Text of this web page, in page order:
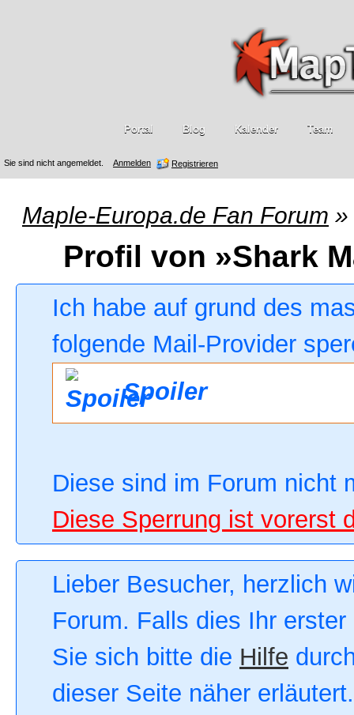
Sie sind nicht angemeldet. Anmelden Registrieren
Portal Blog Kalender Team
Maple-Europa.de Fan Forum »
Profil von »Shark
Ich habe auf grund des
folgende Mail-Provider
Spoiler
Diese sind im Forum nicht
Diese Sperrung ist vorerst
Lieber Besucher, herzlich
Forum. Falls dies Ihr
Sie sich bitte die Hilfe
dieser Seite näher